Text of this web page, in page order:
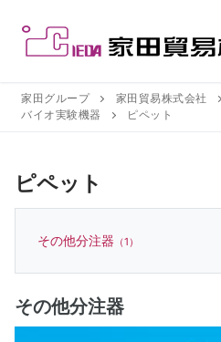
家田グループ 家田貿易株式会社
バイオ実験機器
ピペット
ピペット
その他分注器 （1）
その他分注器